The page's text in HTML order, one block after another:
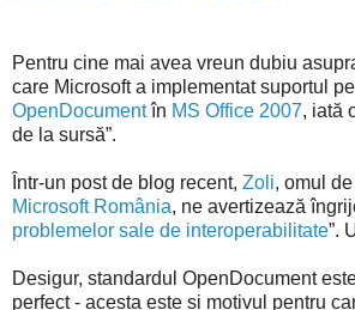
Pentru cine mai avea vreun dubiu
care Microsoft a implementat suportul
OpenDocumentîn MS Office 2007, iată
de la sursă”.
Într-un post de blog recent, Zoli, omul
Microsoft România, ne avertizează
problemelor sale de interoperabilitate”.
Desigur, standardul OpenDocument
perfect - acesta este și motivul pentru